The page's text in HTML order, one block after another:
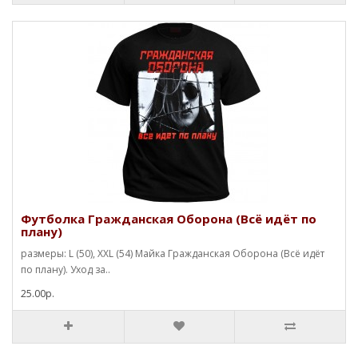
Футболка Гражданская Оборона (Всё идёт по
плану)
размеры: L (50), XXL (54) Майка Гражданская Оборона (Всё идёт
по плану). Уход за..
25.00р.